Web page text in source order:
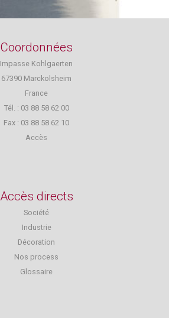
Coordonnées
Impasse Kohlgaerten
67390 Marckolsheim
France
Tél. : 03 88 58 62 00
Fax : 03 88 58 62 10
Accès
Accès directs
Société
Industrie
Décoration
Nos process
Glossaire